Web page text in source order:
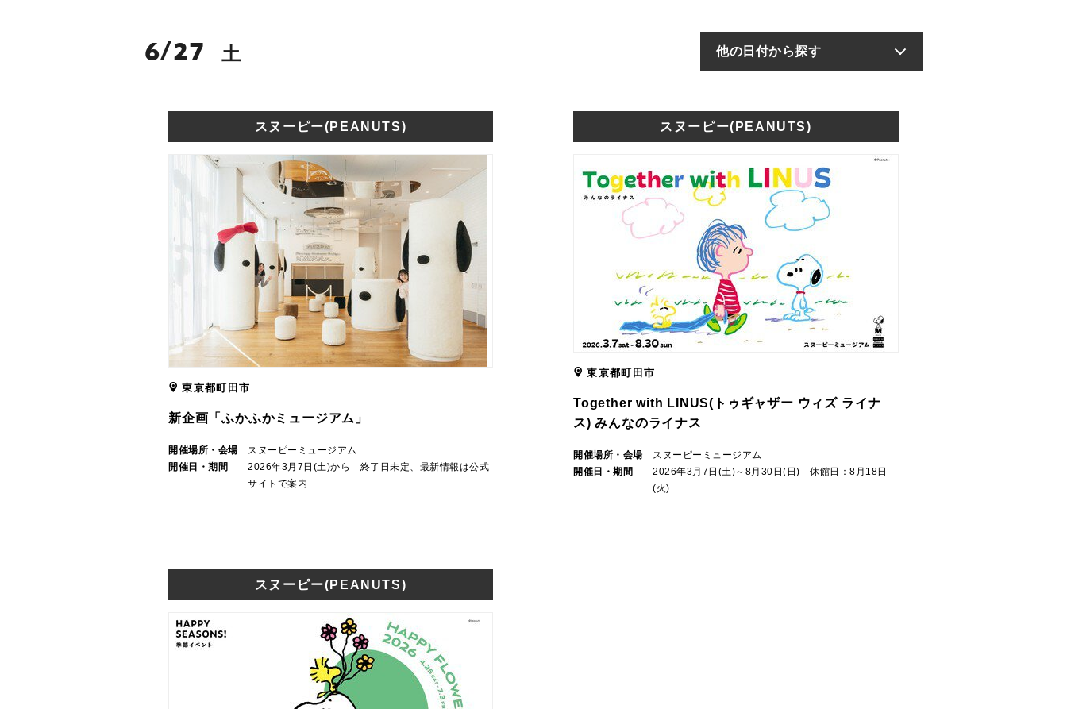
6/27 土 他の日付から探す
スヌーピー(PEANUTS)
東京都町田市
新企画「ふかふかミュージアム」
開催場所・会場
スヌーピーミュージアム
開催日・期間
2026年3月7日(土)から 終了日未定、最新情報は公式
サイトで案内
スヌーピー(PEANUTS)
東京都町田市
Together with LINUS(トゥギャザー ウィズ ライナ
ス) みんなのライナス
開催場所・会場
スヌーピーミュージアム
開催日・期間
2026年3月7日(土)～8月30日(日) 休館日：8月18日
(火)
スヌーピー(PEANUTS)